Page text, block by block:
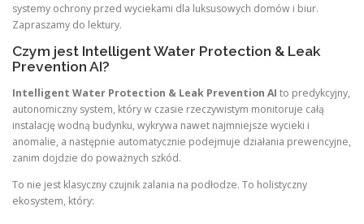
systemy ochrony przed wyciekami dla luksusowych domów i biur.
Zapraszamy do lektury.
Czym jest Intelligent Water Protection & Leak
Prevention AI?
Intelligent Water Protection & Leak Prevention AI to predykcyjny,
autonomiczny system, który w czasie rzeczywistym monitoruje całą
instalację wodną budynku, wykrywa nawet najmniejsze wycieki i
anomalie, a następnie automatycznie podejmuje działania prewencyjne,
zanim dojdzie do poważnych szkód.
To nie jest klasyczny czujnik zalania na podłodze. To holistyczny
ekosystem, który: